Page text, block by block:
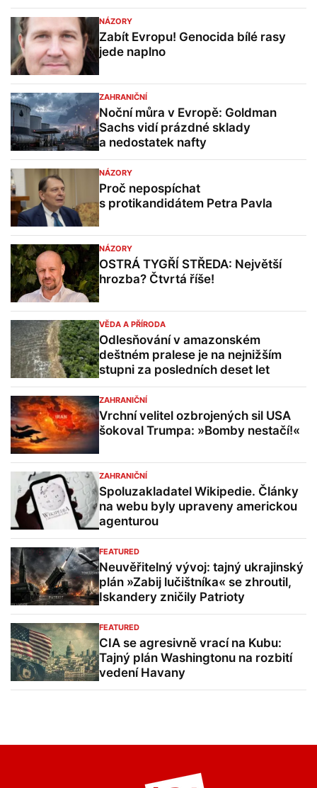
NÁZORY
Zabít Evropu! Genocida bílé rasy
jede naplno
ZAHRANIČNÍ
Noční můra v Evropě: Goldman
Sachs vidí prázdné sklady
a nedostatek nafty
NÁZORY
Proč nepospíchat
s protikandidátem Petra Pavla
NÁZORY
OSTRÁ TYGŘÍ STŘEDA: Největší
hrozba? Čtvrtá říše!
VĚDA A PŘÍRODA
Odlesňování v amazonském
deštném pralese je na nejnižším
stupni za posledních deset let
ZAHRANIČNÍ
Vrchní velitel ozbrojených sil USA
šokoval Trumpa: »Bomby nestačí!«
ZAHRANIČNÍ
Spoluzakladatel Wikipedie. Články
na webu byly upraveny americkou
agenturou
FEATURED
Neuvěřitelný vývoj: tajný ukrajinský
plán »Zabij lučištníka« se zhroutil,
Iskandery zničily Patrioty
FEATURED
CIA se agresivně vrací na Kubu:
Tajný plán Washingtonu na rozbití
vedení Havany